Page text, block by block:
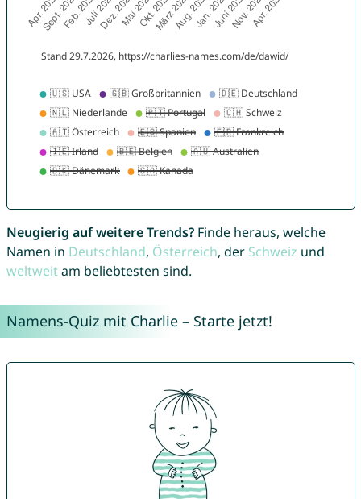
Neugierig auf weitere Trends?Finde heraus, welche
Namen in Deutschland, Österreich, der Schweiz und
weltweitam beliebtesten sind.
Namens-Quiz mit Charlie – Starte jetzt!